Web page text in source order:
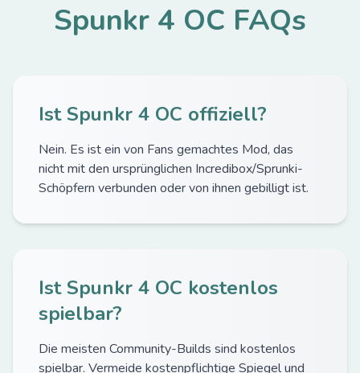
Spunkr 4 OC FAQs
Ist Spunkr 4 OC offiziell?
Nein. Es ist ein von Fans gemachtes Mod, das
nicht mit den ursprünglichen Incredibox/Sprunki-
Schöpfern verbunden oder von ihnen gebilligt ist.
Ist Spunkr 4 OC kostenlos
spielbar?
Die meisten Community-Builds sind kostenlos
spielbar. Vermeide kostenpflichtige Spiegel und